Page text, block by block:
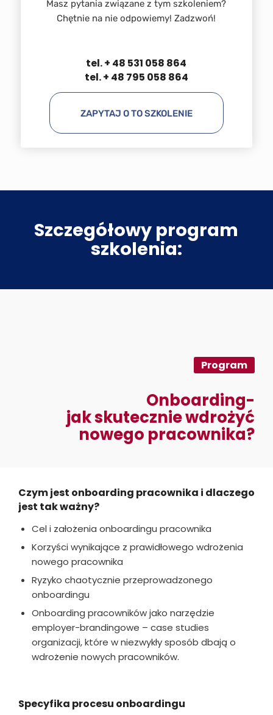
Masz pytania związane z tym szkoleniem?
Chętnie na nie odpowiemy! Zadzwoń!
tel. + 48 531 058 864
tel. + 48 795 058 864
ZAPYTAJ O TO SZKOLENIE
Szczegółowy program
szkolenia:
Program
Onboarding-
jak skutecznie wdrożyć
nowego pracownika?
Czym jest onboarding pracownika i dlaczego
jest tak ważny?
Cel i założenia onboardingu pracownika
Korzyści wynikające z prawidłowego wdrożenia
nowego pracownika
Ryzyko chaotycznie przeprowadzonego
onboardingu
Onboarding pracowników jako narzędzie
employer-brandingowe – case studies
organizacji, które w niezwykły sposób dbają o
wdrożenie nowych pracowników.
Specyfika procesu onboardingu